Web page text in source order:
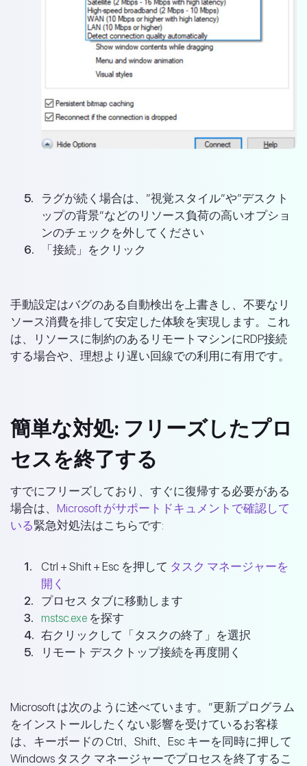
ラグが続く場合は、”視覚スタイル”や”デスクト
ップの背景”などのリソース負荷の高いオプショ
ンのチェックを外してください
「接続」をクリック
手動設定はバグのある自動検出を上書きし、不要なリ
ソース消費を排して安定した体験を実現します。これ
は、リソースに制約のあるリモートマシンにRDP接続
する場合や、理想より遅い回線での利用に有用です。
簡単な対処: フリーズしたプロ
セスを終了する
すでにフリーズしており、すぐに復帰する必要がある
場合は、 Microsoft がサポートドキュメントで確認して
いる緊急対処法はこちらです:
Ctrl + Shift + Esc を押して タスク マネージャーを
開く
プロセス タブに移動します
mstsc.exe を探す
右クリックして「タスクの終了」を選択
リモート デスクトップ接続を再度開く
Microsoft は次のように述べています。”更新プログラム
をインストールしたくない影響を受けているお客様
は、キーボードの Ctrl、Shift、Esc キーを同時に押して
Windows タスク マネージャーでプロセスを終了するこ